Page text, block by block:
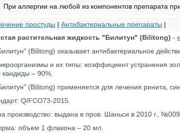
При аллергии на любой из компонентов препарата
простуды | Антибактериальные препараты |
растительная жидкость "Билитун" (Bilitong) -
(Bilitong) оказывает антибактериальное
и их типы: коэффициент устранения
– 90%.
(Bilitong) применяется для лечения ринита,
Q/FCO73-2015.
производство: выдана в пров. Шаньси в 2010 г.,
объем 1 флакона – 20 мл.